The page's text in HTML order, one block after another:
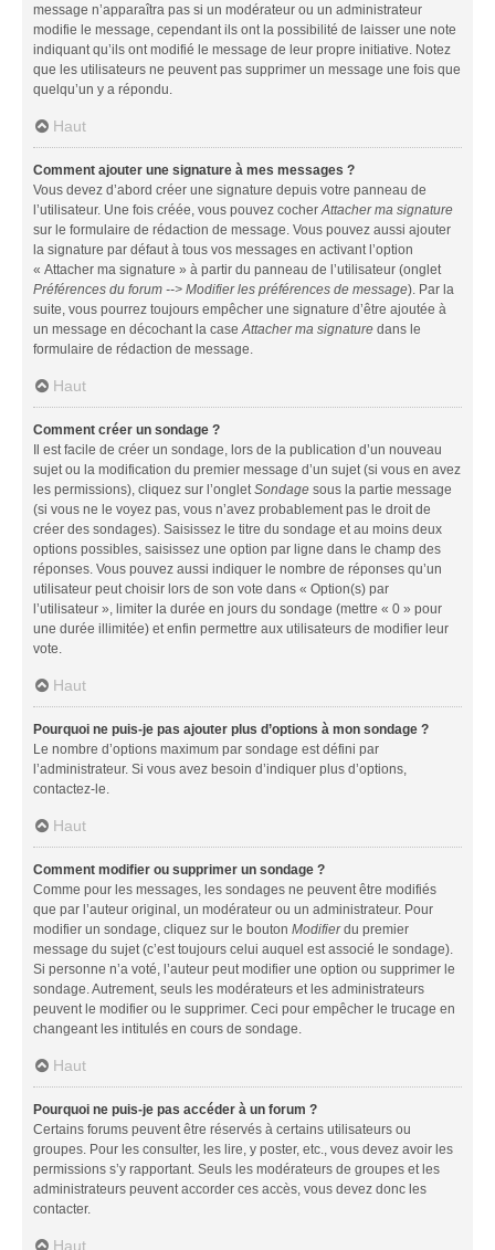
message n’apparaîtra pas si un modérateur ou un administrateur
modifie le message, cependant ils ont la possibilité de laisser une note
indiquant qu’ils ont modifié le message de leur propre initiative. Notez
que les utilisateurs ne peuvent pas supprimer un message une fois que
quelqu’un y a répondu.
Haut
Comment ajouter une signature à mes messages ?
Vous devez d’abord créer une signature depuis votre panneau de
l’utilisateur. Une fois créée, vous pouvez cocherAttacher ma signature
sur le formulaire de rédaction de message. Vous pouvez aussi ajouter
la signature par défaut à tous vos messages en activant l’option
« Attacher ma signature » à partir du panneau de l’utilisateur (onglet
Préférences du forum --> Modifier les préférences de message). Par la
suite, vous pourrez toujours empêcher une signature d’être ajoutée à
un message en décochant la caseAttacher ma signature dans le
formulaire de rédaction de message.
Haut
Comment créer un sondage ?
Il est facile de créer un sondage, lors de la publication d’un nouveau
sujet ou la modification du premier message d’un sujet (si vous en avez
les permissions), cliquez sur l’ongletSondage sous la partie message
(si vous ne le voyez pas, vous n’avez probablement pas le droit de
créer des sondages). Saisissez le titre du sondage et au moins deux
options possibles, saisissez une option par ligne dans le champ des
réponses. Vous pouvez aussi indiquer le nombre de réponses qu’un
utilisateur peut choisir lors de son vote dans « Option(s) par
l’utilisateur », limiter la durée en jours du sondage (mettre « 0 » pour
une durée illimitée) et enfin permettre aux utilisateurs de modifier leur
vote.
Haut
Pourquoi ne puis-je pas ajouter plus d’options à mon sondage ?
Le nombre d’options maximum par sondage est défini par
l’administrateur. Si vous avez besoin d’indiquer plus d’options,
contactez-le.
Haut
Comment modifier ou supprimer un sondage ?
Comme pour les messages, les sondages ne peuvent être modifiés
que par l’auteur original, un modérateur ou un administrateur. Pour
modifier un sondage, cliquez sur le bouton Modifierdu premier
message du sujet (c’est toujours celui auquel est associé le sondage).
Si personne n’a voté, l’auteur peut modifier une option ou supprimer le
sondage. Autrement, seuls les modérateurs et les administrateurs
peuvent le modifier ou le supprimer. Ceci pour empêcher le trucage en
changeant les intitulés en cours de sondage.
Haut
Pourquoi ne puis-je pas accéder à un forum ?
Certains forums peuvent être réservés à certains utilisateurs ou
groupes. Pour les consulter, les lire, y poster, etc., vous devez avoir les
permissions s’y rapportant. Seuls les modérateurs de groupes et les
administrateurs peuvent accorder ces accès, vous devez donc les
contacter.
Haut